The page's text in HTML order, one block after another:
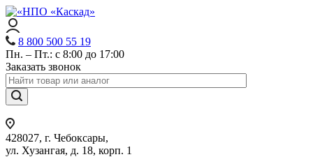
8 800 500 55 19
Пн. – Пт.: с 8:00 до 17:00
Заказать звонок
428027, г. Чебоксары,
ул. Хузангая, д. 18, корп. 1